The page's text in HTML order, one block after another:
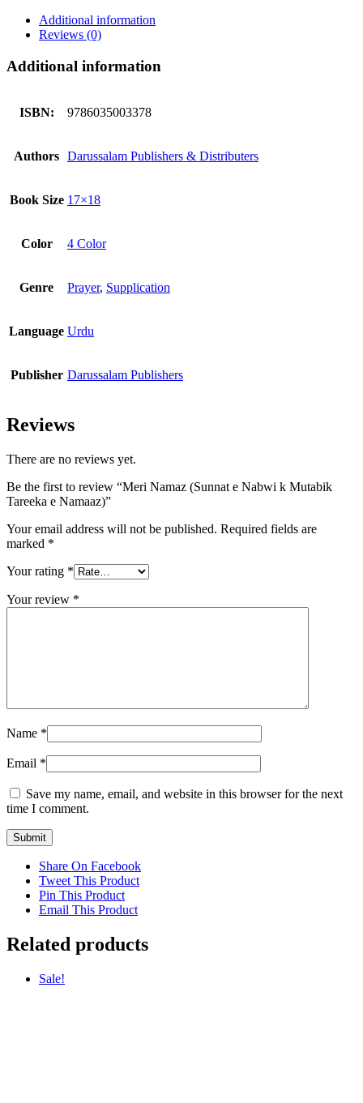
Additional information
Reviews (0)
Additional information
ISBN: 9786035003378
Authors Darussalam Publishers & Distributers
Book Size 17×18
Color 4 Color
Genre Prayer, Supplication
Language Urdu
Publisher Darussalam Publishers
Reviews
There are no reviews yet.
Be the first to review “Meri Namaz (Sunnat e Nabwi k Mutabik
Tareeka e Namaaz)”
Your email address will not be published. Required fields are
marked *
Your rating *
Your review *
Name *
Email *
Save my name, email, and website in this browser for the next
time I comment.
Share On Facebook
Tweet This Product
Pin This Product
Email This Product
Related products
Sale!